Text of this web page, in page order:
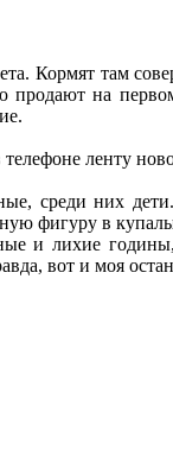
Кормят там
на
ленту
среди них
фигуру в
и лихие
вот и моя